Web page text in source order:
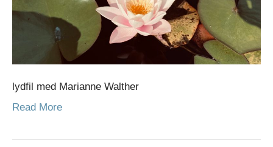
lydfil med Marianne Walther
Read More